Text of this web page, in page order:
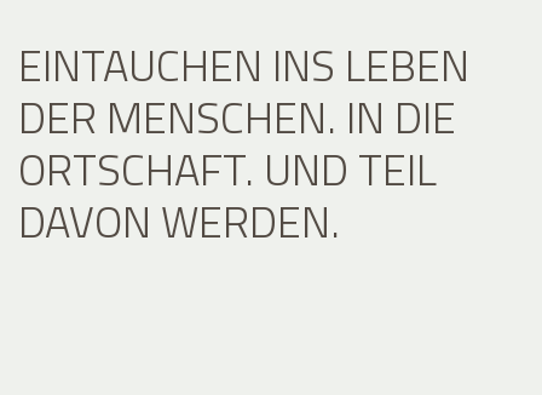
EINTAUCHEN INS LEBEN
DER MENSCHEN. IN DIE
ORTSCHAFT. UND TEIL
DAVON WERDEN.